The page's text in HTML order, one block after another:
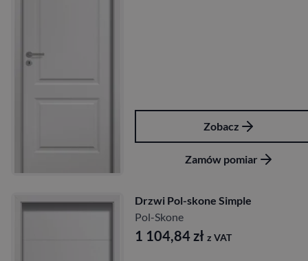
Zobacz
Zamów pomiar
Drzwi Pol-skone Simple
Pol-Skone
1 104,84zł z VAT